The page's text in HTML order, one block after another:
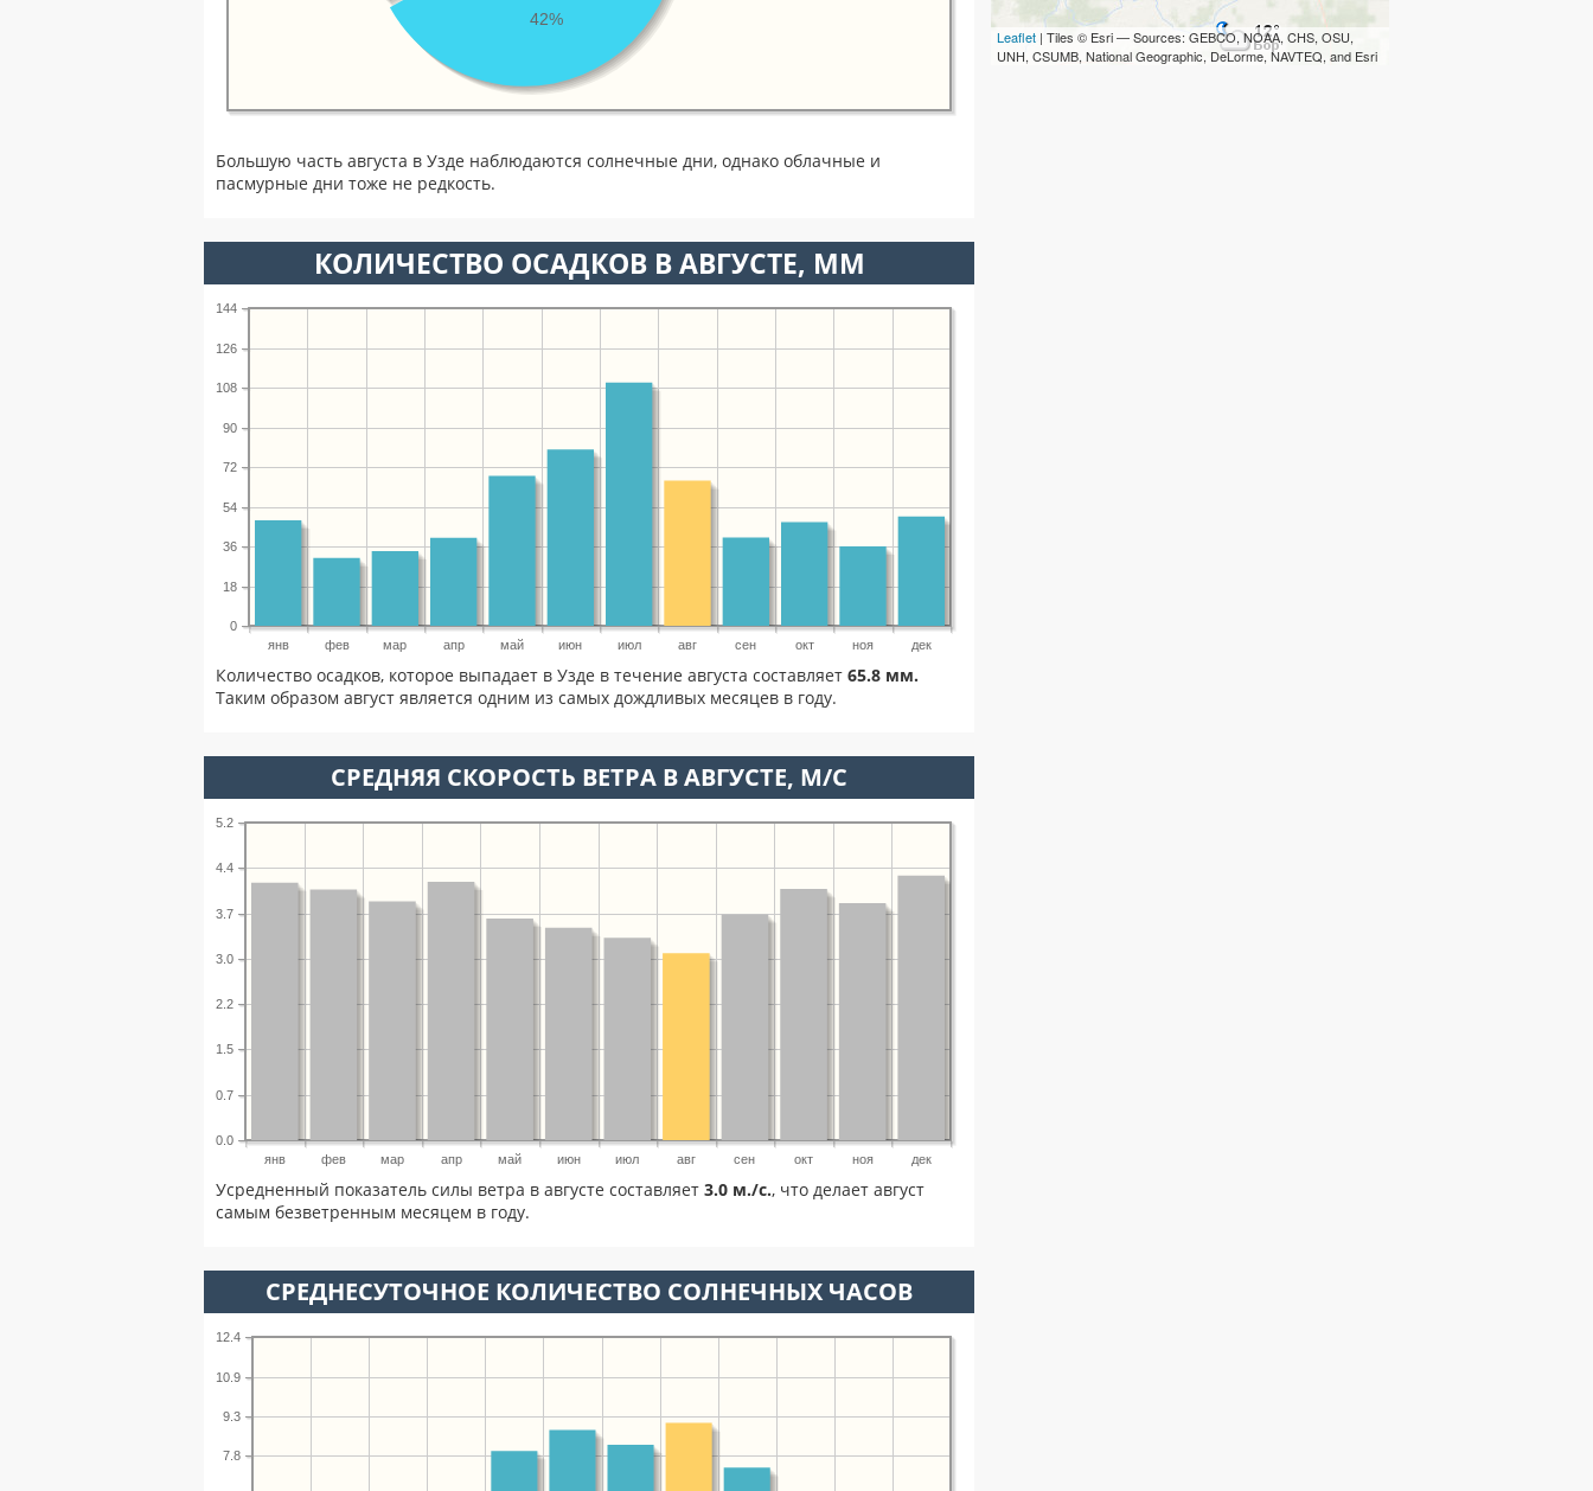
42%
Большую часть августа в Узде наблюдаются солнечные дни, однако облачные и
пасмурные дни тоже не редкость.
КОЛИЧЕСТВО ОСАДКОВ В АВГУСТЕ, ММ
янв фев мар апр май июн июл авг сен окт ноя дек
0
18
36
54
72
90
108
126
144
Количество осадков, которое выпадает в Узде в течение августа составляет 65.8 мм.
Таким образом август является одним из самых дождливых месяцев в году.
СРЕДНЯЯ СКОРОСТЬ ВЕТРА В АВГУСТЕ, М/С
янв фев мар апр май июн июл авг сен окт ноя дек
0.0
0.7
1.5
2.2
3.0
3.7
4.4
5.2
Усредненный показатель силы ветра в августе составляет 3.0 м./с., что делает август
самым безветренным месяцем в году.
СРЕДНЕСУТОЧНОЕ КОЛИЧЕСТВО СОЛНЕЧНЫХ ЧАСОВ
7.8
9.3
10.9
12.4
Leaflet | Tiles © Esri — Sources: GEBCO, NOAA, CHS, OSU,
UNH, CSUMB, National Geographic, DeLorme, NAVTEQ, and Esri